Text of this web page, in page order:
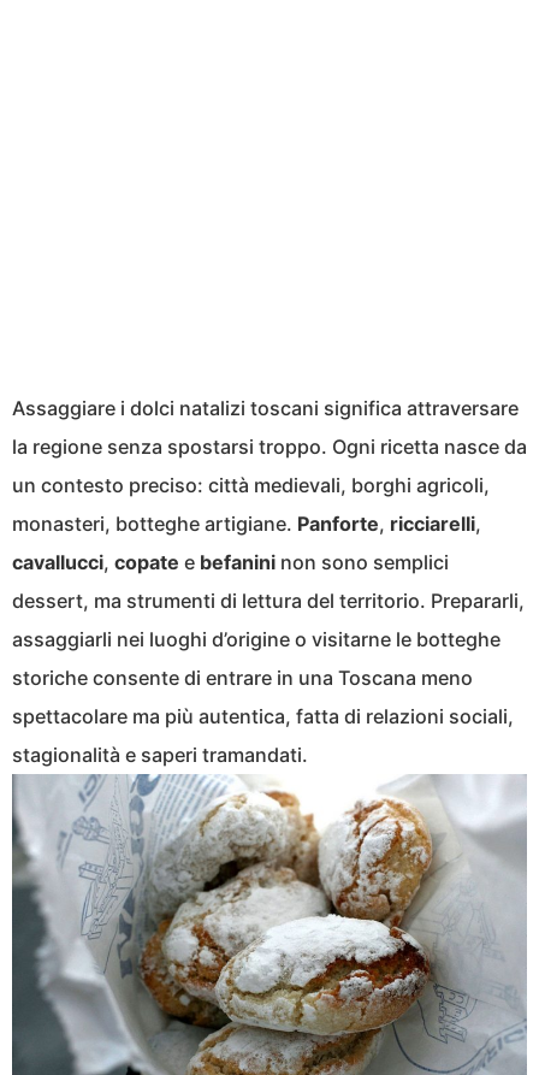
Assaggiare i dolci natalizi toscani significa attraversare
la regione senza spostarsi troppo. Ogni ricetta nasce da
un contesto preciso: città medievali, borghi agricoli,
monasteri, botteghe artigiane. Panforte, ricciarelli,
cavallucci, copate e befanini non sono semplici
dessert, ma strumenti di lettura del territorio. Prepararli,
assaggiarli nei luoghi d’origine o visitarne le botteghe
storiche consente di entrare in una Toscana meno
spettacolare ma più autentica, fatta di relazioni sociali,
stagionalità e saperi tramandati.